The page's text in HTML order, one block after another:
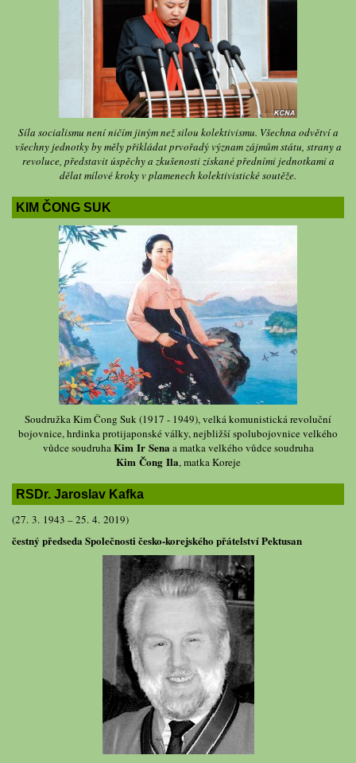
Síla socialismu není ničím jiným než silou kolektivismu. Všechna odvětví a
všechny jednotky by měly přikládat prvořadý význam zájmům státu, strany a
revoluce, představit úspěchy a zkušenosti získané předními jednotkami a
dělat mílové kroky v plamenech kolektivistické soutěže.
KIM ČONG SUK
Soudružka Kim Čong Suk (1917 - 1949), velká komunistická revoluční
bojovnice, hrdinka protijaponské války, nejbližší spolubojovnice velkého
vůdce soudruhaKim Ir Sena a matka velkého vůdce soudruha
Kim Čong Ila, matka Koreje
RSDr. Jaroslav Kafka
(27. 3. 1943 – 25. 4. 2019)
čestný předseda Společnosti česko-korejského přátelství Pektusan